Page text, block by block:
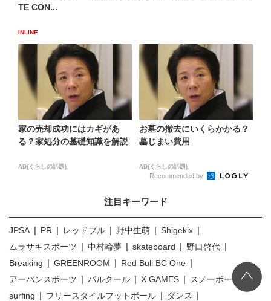
TE CON...
INLINE
家の売却成功にはカギがあ
る？家処分の基礎知識を解説
AD(くらしの話題)
お墓の撤去にいくらかかる？
墓じまい費用
AD(くらしの話題)
Recommended by
注目キーワード
JPSA PR レッドブル 野中生萌
Shigekix
ムラサキスポーツ
中村輪夢 skateboard
野口啓代
Breaking
GREENROOM
Red Bull BC One
アーバンスポーツ
パルクール X GAMES
スノーボード
surfing
フリースタイルフットボール ダンス